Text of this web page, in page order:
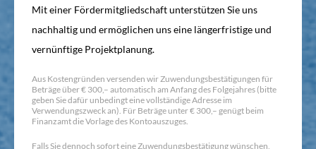
Mit einer Fördermitgliedschaft unterstützen Sie uns
nachhaltig und ermöglichen uns eine längerfristige und
vernünftige Projektplanung.
Aus Kostengründen versenden wir Zuwendungsbestätigungen für
Beträge über € 300,– automatisch am Anfang des Folgejahres (bitte
geben Sie dafür unbedingt eine vollständige Adresse im
Verwendungszweck an). Für Beträge unter € 300,– genügt beim
Finanzamt die Vorlage des Kontoauszuges.
Falls Sie dennoch sofort eine Zuwendungsbestätigung wünschen,